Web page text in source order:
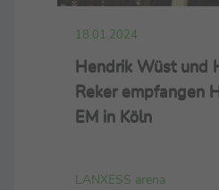
18.01.2024
Hendrik Wüst und
Reker empfangen
EM in Köln
LANXESS arena